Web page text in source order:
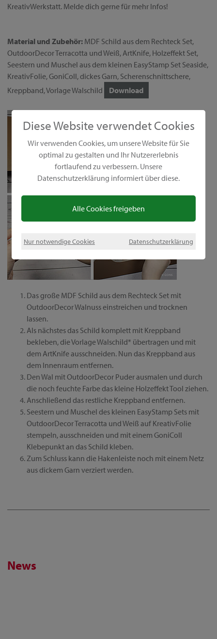
Diese Website verwendet Cookies
Wir verwenden Cookies, um unsere Website für Sie
optimal zu gestalten und Ihr Nutzererlebnis
fortlaufend zu verbessern. Unsere
Datenschutzerklärung informiert über diese.
Alle Cookies freigeben
Nur notwendige Cookies Datenschutzerklärung
KreativWerkstatt. Melde dich gerne für mehr Infos!
Material und Zubehör: MDF Schild aus dem Rechteck Set,
OutdoorDecor Terracotta und Weiß, ArtKnife, Holzeffekt Set,
Seestern und Muschel aus dem kleinen EasyStamp Set Seaside,
KreativFolie, GoniColl, dickes Garn, Scherenschnittschere,
Kreppband, Vorlage Walschild
Download
Das große MDF Schild aus dem Rechteck Set mit
OutdoorDecor Walnuss einstreichen und trocknen
lassen.
Als nächstes das Schild komplett mit Kreppband
bekleben, die Vorlage Walschild* übertragen und mit
dem ArtKnife ausschneiden. Nun das Kreppband aus
dem Innenraum entfernen.
Den Wal mit OutdoorDecor Puder ausmalen und durch
die noch feuchte Farbe das kleine Holzeffekt Tool ziehen.
Anschließend das restliche Kreppband entfernen.
Seestern und Muschel des kleinen EasyStamp Sets mit
OutdoorDecor Terracotta und Weiß auf KreativFolie
stempeln, ausschneiden und mit einem GoniColl
Klebepunkt an das Schild kleben.
Zum Schluss kann die Hakenleiste noch mit einem Netz
aus dickem Garn verziert werden.
News